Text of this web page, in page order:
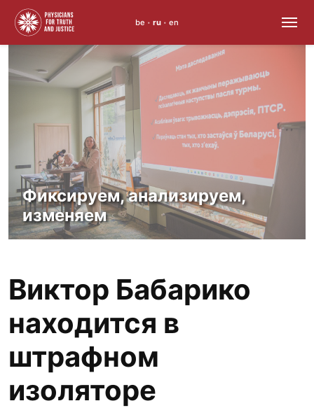
to
content
be • ru • en
Фиксируем, анализируем,
изменяем
Виктор Бабарико
находится в
штрафном
изоляторе